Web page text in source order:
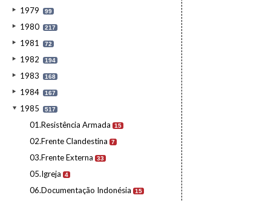
1979 99
1980 217
1981 72
1982 194
1983 168
1984 167
1985 517
01.Resistência Armada 15
02.Frente Clandestina 7
03.Frente Externa 33
05.Igreja 4
06.Documentação Indonésia 15